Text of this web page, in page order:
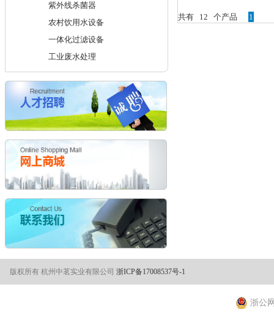
紫外线杀菌器
农村饮用水设备
一体化过滤设备
工业废水处理
共有 12 个产品 1
版权所有 杭州中茗实业有限公司 浙ICP备17008537号-1
浙公